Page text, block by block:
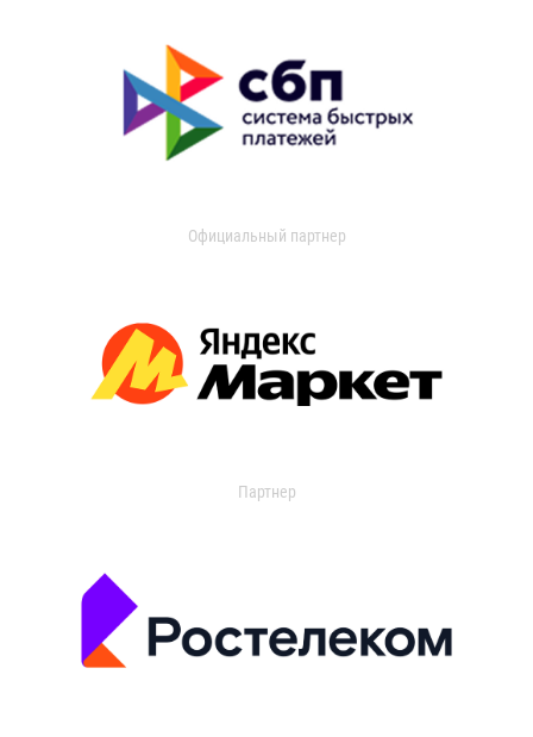
Официальный партнер
Партнер